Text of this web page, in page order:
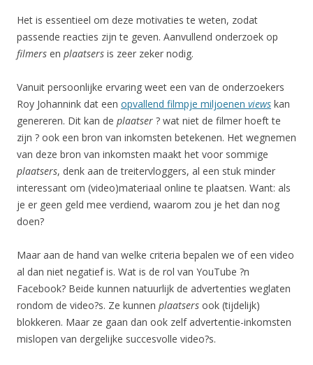
Het is essentieel om deze motivaties te weten, zodat
passende reacties zijn te geven. Aanvullend onderzoek op
filmers en plaatsers is zeer zeker nodig.
Vanuit persoonlijke ervaring weet een van de onderzoekers
Roy Johannink dat een opvallend filmpje miljoenen views kan
genereren. Dit kan de plaatser ? wat niet de filmer hoeft te
zijn ? ook een bron van inkomsten betekenen. Het wegnemen
van deze bron van inkomsten maakt het voor sommige
plaatsers, denk aan de treitervloggers, al een stuk minder
interessant om (video)materiaal online te plaatsen. Want: als
je er geen geld mee verdiend, waarom zou je het dan nog
doen?
Maar aan de hand van welke criteria bepalen we of een video
al dan niet negatief is. Wat is de rol van YouTube ?n
Facebook? Beide kunnen natuurlijk de advertenties weglaten
rondom de video?s. Ze kunnen plaatsers ook (tijdelijk)
blokkeren. Maar ze gaan dan ook zelf advertentie-inkomsten
mislopen van dergelijke succesvolle video?s.